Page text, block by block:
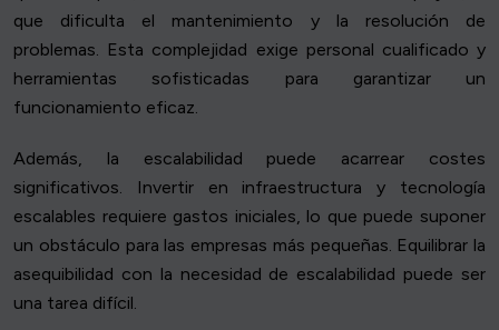
que dificulta el mantenimiento y la resolución de
problemas. Esta complejidad exige personal cualificado y
herramientas sofisticadas para garantizar un
funcionamiento eficaz.
Además, la escalabilidad puede acarrear costes
significativos. Invertir en infraestructura y tecnología
escalables requiere gastos iniciales, lo que puede suponer
un obstáculo para las empresas más pequeñas. Equilibrar la
asequibilidad con la necesidad de escalabilidad puede ser
una tarea difícil.